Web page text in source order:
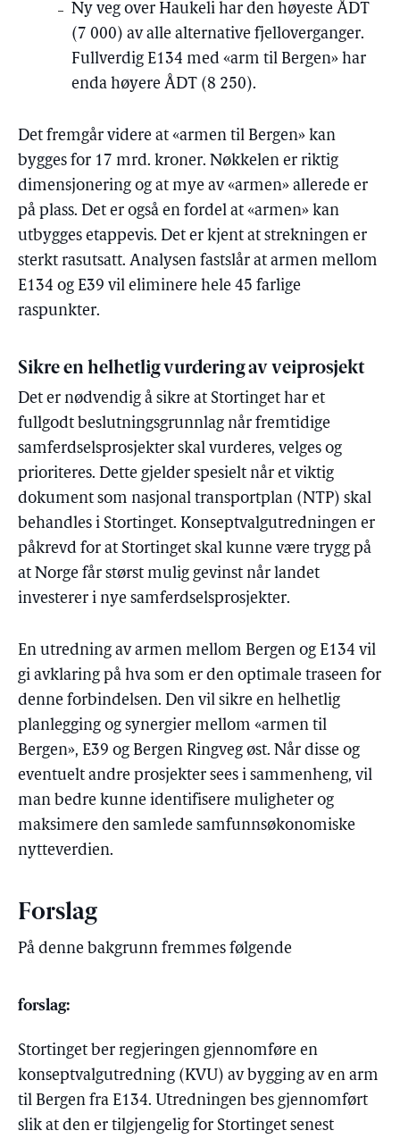
Ny veg over Haukeli har den høyeste ÅDT
(7 000) av alle alternative fjelloverganger.
Fullverdig E134 med «arm til Bergen» har
enda høyere ÅDT (8 250).
Det fremgår videre at «armen til Bergen» kan
bygges for 17 mrd. kroner. Nøkkelen er riktig
dimensjonering og at mye av «armen» allerede er
på plass. Det er også en fordel at «armen» kan
utbygges etappevis. Det er kjent at strekningen er
sterkt rasutsatt. Analysen fastslår at armen mellom
E134 og E39 vil eliminere hele 45 farlige
raspunkter.
Sikre en helhetlig vurdering av veiprosjekt
Det er nødvendig å sikre at Stortinget har et
fullgodt beslutningsgrunnlag når fremtidige
samferdselsprosjekter skal vurderes, velges og
prioriteres. Dette gjelder spesielt når et viktig
dokument som nasjonal transportplan (NTP) skal
behandles i Stortinget. Konseptvalgutredningen er
påkrevd for at Stortinget skal kunne være trygg på
at Norge får størst mulig gevinst når landet
investerer i nye samferdselsprosjekter.
En utredning av armen mellom Bergen og E134 vil
gi avklaring på hva som er den optimale traseen for
denne forbindelsen. Den vil sikre en helhetlig
planlegging og synergier mellom «armen til
Bergen», E39 og Bergen Ringveg øst. Når disse og
eventuelt andre prosjekter sees i sammenheng, vil
man bedre kunne identifisere muligheter og
maksimere den samlede samfunnsøkonomiske
nytteverdien.
Forslag
På denne bakgrunn fremmes følgende
forslag:
Stortinget ber regjeringen gjennomføre en
konseptvalgutredning (KVU) av bygging av en arm
til Bergen fra E134. Utredningen bes gjennomført
slik at den er tilgjengelig for Stortinget senest